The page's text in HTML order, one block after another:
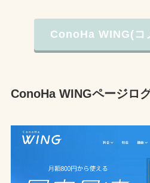
ConoHa WING(コ
ConoHa WINGページロ